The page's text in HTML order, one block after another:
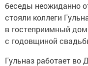
беседы неожиданно
стояли коллеги
в гостеприимный
с годовщиной
Гульназ работает во